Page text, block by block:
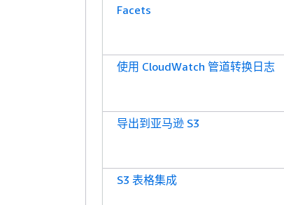
Facets
使用 CloudWatch 管道转换日志
导出到亚马逊 S3
S3 表格集成